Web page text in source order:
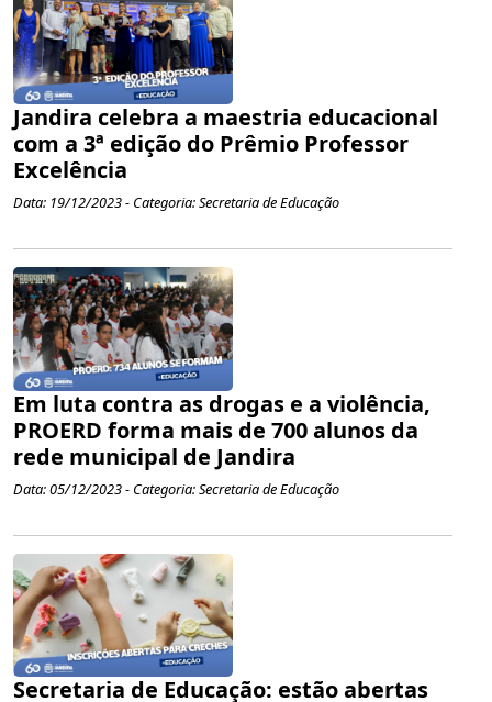
Jandira celebra a maestria educacional
com a 3ª edição do Prêmio Professor
Excelência
Data: 19/12/2023 - Categoria: Secretaria de Educação
Em luta contra as drogas e a violência,
PROERD forma mais de 700 alunos da
rede municipal de Jandira
Data: 05/12/2023 - Categoria: Secretaria de Educação
Secretaria de Educação: estão abertas